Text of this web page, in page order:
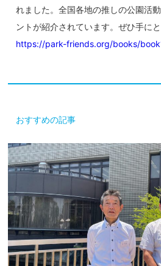
れました。全国各地の推しの公園活
ントが紹介されています。ぜひ手に
https://park-friends.org/books/
おすすめの記事